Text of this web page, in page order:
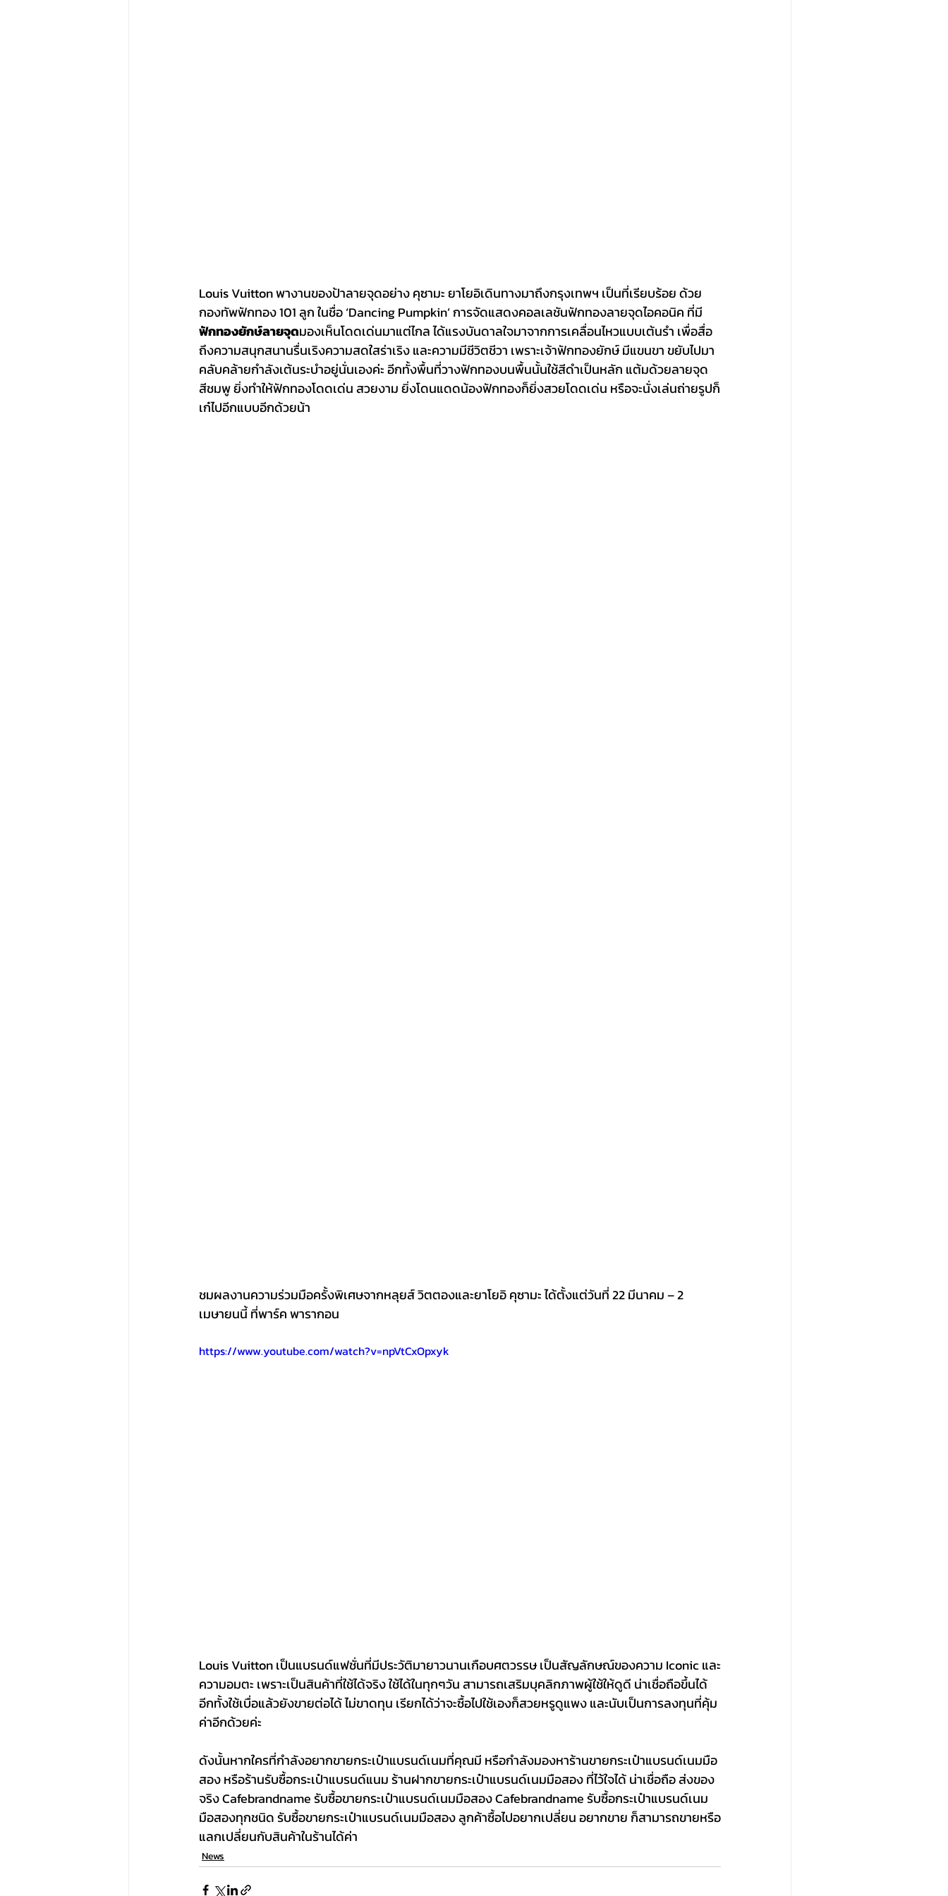
Louis Vuitton พางานของป้าลายจุดอย่าง คุซามะ ยาโยอิเดินทางมาถึงกรุงเทพฯ เป็นที่เรียบร้อย ด้วย
กองทัพฟักทอง 101 ลูก ในชื่อ ‘Dancing Pumpkin’ การจัดแสดงคอลเลชันฟักทองลายจุดไอคอนิค ที่มี
ฟักทองยักษ์ลายจุดมองเห็นโดดเด่นมาแต่ไกล ได้แรงบันดาลใจมาจากการเคลื่อนไหวแบบเต้นรำ เพื่อสื่อ
ถึงความสนุกสนานรื่นเริงความสดใสร่าเริง และความมีชีวิตชีวา เพราะเจ้าฟักทองยักษ์ มีแขนขา ขยับไปมา
คลับคล้ายกำลังเต้นระบำอยู่นั่นเองค่ะ อีกทั้งพื้นที่วางฟักทองบนพื้นนั้นใช้สีดำเป็นหลัก แต้มด้วยลายจุด
สีชมพู ยิ่งทำให้ฟักทองโดดเด่น สวยงาม ยิ่งโดนแดดน้องฟักทองก็ยิ่งสวยโดดเด่น หรือจะนั่งเล่นถ่ายรูปก็
เก๋ไปอีกแบบอีกด้วยน้า
ชมผลงานความร่วมมือครั้งพิเศษจากหลุยส์ วิตตองและยาโยอิ คุซามะ ได้ตั้งแต่วันที่ 22 มีนาคม – 2
เมษายนนี้ ที่พาร์ค พารากอน
https://www.youtube.com/watch?v=npVtCxOpxyk
Louis Vuitton เป็นแบรนด์แฟชั่นที่มีประวัติมายาวนานเกือบศตวรรษ เป็นสัญลักษณ์ของความ Iconic และ
ความอมตะ เพราะเป็นสินค้าที่ใช้ได้จริง ใช้ได้ในทุกๆวัน สามารถเสริมบุคลิกภาพผู้ใช้ให้ดูดี น่าเชื่อถือขึ้นได้
อีกทั้งใช้เบื่อแล้วยังขายต่อได้ ไม่ขาดทุน เรียกได้ว่าจะซื้อไปใช้เองก็สวยหรูดูแพง และนับเป็นการลงทุนที่คุ้ม
ค่าอีกด้วยค่ะ
ดังนั้นหากใครที่กำลังอยากขายกระเป๋าแบรนด์เนมที่คุณมี หรือกำลังมองหาร้านขายกระเป๋าแบรนด์เนมมือ
สอง หรือร้านรับซื้อกระเป๋าแบรนด์แนม ร้านฝากขายกระเป๋าแบรนด์เนมมือสอง ที่ไว้ใจได้ น่าเชื่อถือ ส่งของ
จริง Cafebrandname รับซื้อขายกระเป๋าแบรนด์เนมมือสอง Cafebrandname รับซื้อกระเป๋าแบรนด์เนม
มือสองทุกชนิด รับซื้อขายกระเป๋าแบรนด์เนมมือสอง ลูกค้าซื้อไปอยากเปลี่ยน อยากขาย ก็สามารถขายหรือ
แลกเปลี่ยนกับสินค้าในร้านได้ค่า
News